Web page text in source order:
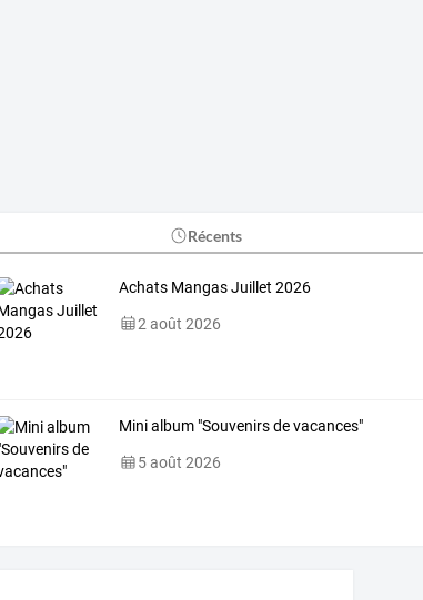
Récents
Achats Mangas Juillet 2026
2 août 2026
Mini album "Souvenirs de vacances"
5 août 2026